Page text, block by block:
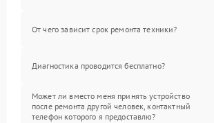
От чего зависит срок ремонта техники?
Диагностика проводится бесплатно?
Может ли вместо меня принять устройство
после ремонта другой человек, контактный
телефон которого я предоставлю?